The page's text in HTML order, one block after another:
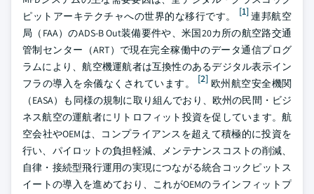
ピットアーキテクチャへの世界的な移行です。
[1]連邦航空
局（FAA）のADS-B Out装備要件や、米国20カ所の航空路交通
管制センター（ART）で現在完全稼働中のデータ通信プログ
ラムにより、航空機運航者は互換性のあるデジタル表示イン
フラの導入を余儀なくされています。
[2] 欧州航空安全機関
（EASA）も同様の規制に取り組んでおり、欧州の民間・ビジ
ネス航空の運航者にリトロフィット投資を促しています。航
空会社やOEMは、コンプライアンスを超えて積極的に投資を
行い、パイロットの負担軽減、メンテナンスコストの削減、
自律・接続型飛行運用の実現につながる統合コックピットス
イートの導入を進めており、これがOEMのラインフィットプ